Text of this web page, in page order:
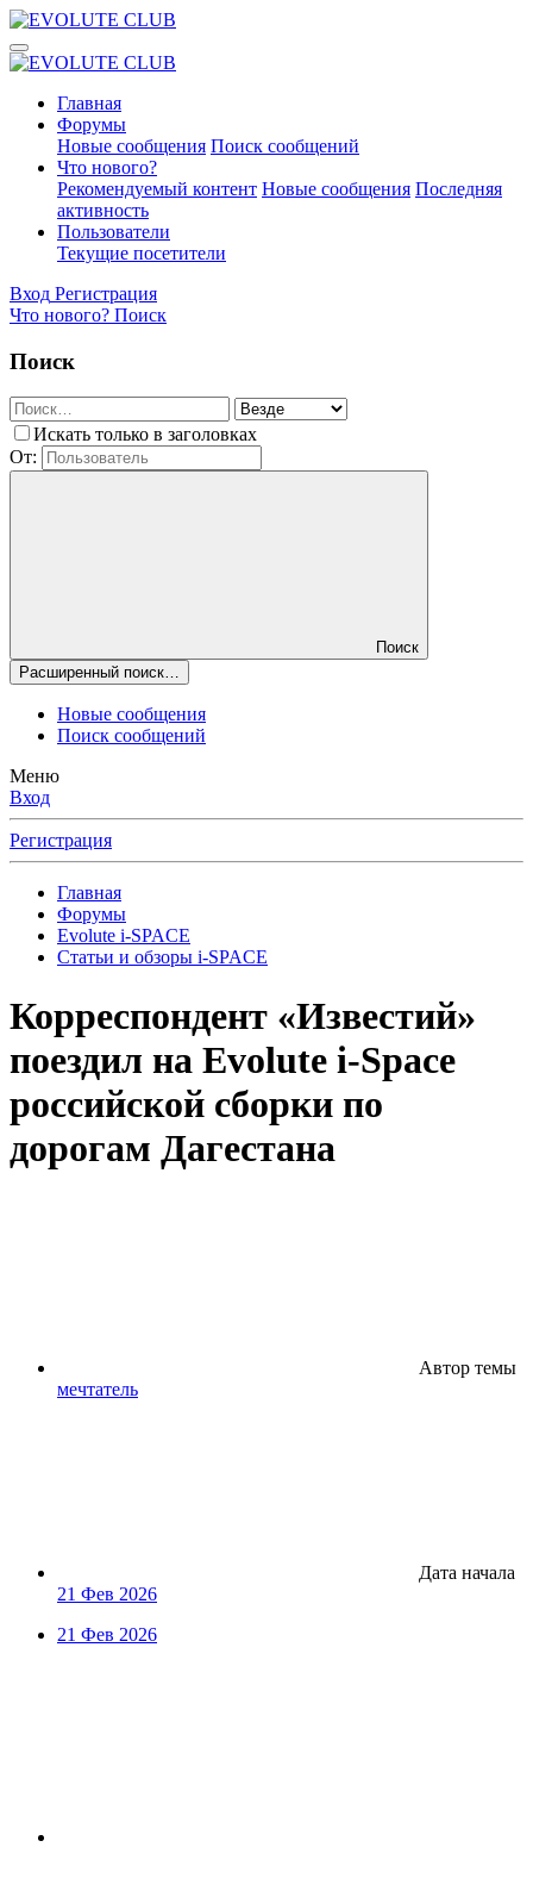
Главная
Форумы
Новые сообщения Поиск сообщений
Что нового?
Рекомендуемый контент Новые сообщения Последняя
активность
Пользователи
Текущие посетители
Вход Регистрация
Что нового? Поиск
Поиск
Искать только в заголовках
От:
Поиск
Расширенный поиск…
Новые сообщения
Поиск сообщений
Меню
Вход
Регистрация
Главная
Форумы
Evolute i⁠-⁠SPACE
Статьи и обзоры i-SPACE
Корреспондент «Известий»
поездил на Evolute i-Space
российской сборки по
дорогам Дагестана
Автор темы
мечтатель
Дата начала
21 Фев 2026
21 Фев 2026